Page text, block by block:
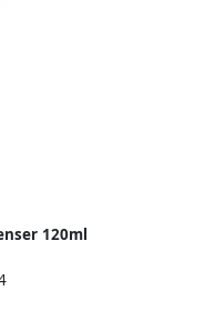
120ml
hard
houder 41